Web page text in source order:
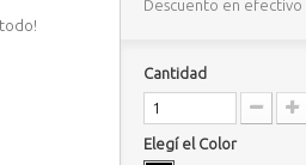
Descuento en efectivo
Cantidad
Elegí el Color